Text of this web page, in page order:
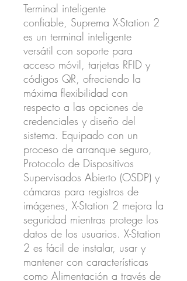
Terminal inteligente
confiable, Suprema X-Station 2
es un terminal inteligente
versátil con soporte para
acceso móvil, tarjetas RFID y
códigos QR, ofreciendo la
máxima flexibilidad con
respecto a las opciones de
credenciales y diseño del
sistema. Equipado con un
proceso de arranque seguro,
Protocolo de Dispositivos
Supervisados Abierto (OSDP) y
cámaras para registros de
imágenes, X-Station 2 mejora la
seguridad mientras protege los
datos de los usuarios. X-Station
2 es fácil de instalar, usar y
mantener con características
como Alimentación a través de